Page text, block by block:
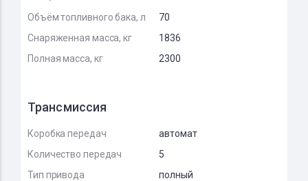
Объём топливного бака, л
70
Снаряженная масса, кг
1836
Полная масса, кг
2300
Трансмиссия
Коробка передач
автомат
Количество передач
5
Тип привода
полный